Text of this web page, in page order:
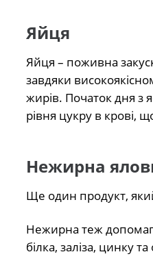
Яйця
Яйця – поживна
завдяки
жирів. Початок дня з
рівня цукру в крові,
Нежирна
Ще один продукт,
Нежирна теж
білка, заліза, цинку